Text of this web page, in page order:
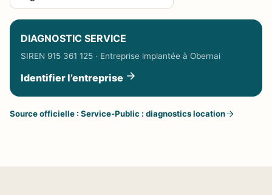
DIAGNOSTIC SERVICE
SIREN 915 361 125 · Entreprise implantée à Obernai
Identifier l’entreprise
Source officielle : Service-Public : diagnostics location